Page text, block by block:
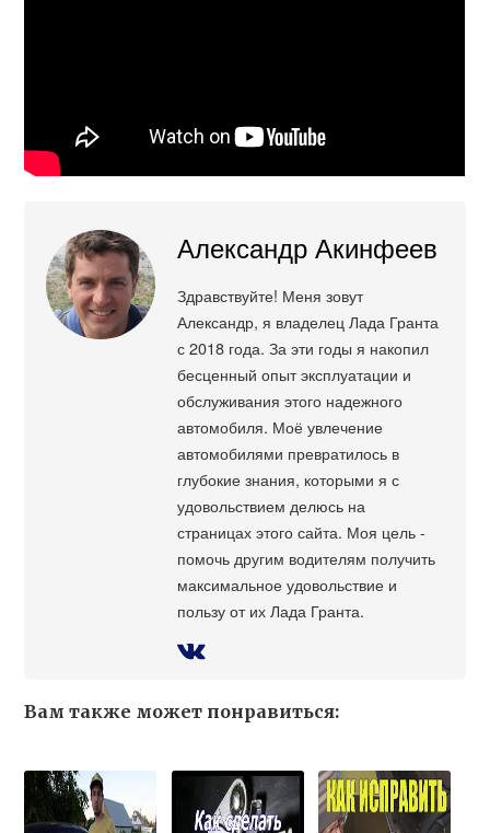
Александр Акинфеев
Здравствуйте! Меня зовут
Александр, я владелец Лада Гранта
с 2018 года. За эти годы я накопил
бесценный опыт эксплуатации и
обслуживания этого надежного
автомобиля. Моё увлечение
автомобилями превратилось в
глубокие знания, которыми я с
удовольствием делюсь на
страницах этого сайта. Моя цель -
помочь другим водителям получить
максимальное удовольствие и
пользу от их Лада Гранта.
Вам также может понравиться: